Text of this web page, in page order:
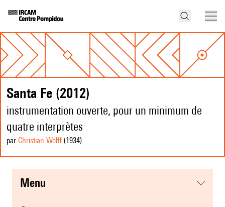
Santa Fe (2012)
instrumentation ouverte, pour un minimum de
quatre interprètes
par Christian Wolff (1934)
menu